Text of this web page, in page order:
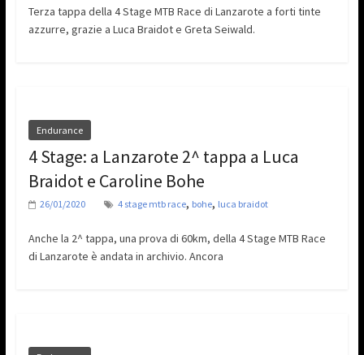
Terza tappa della 4 Stage MTB Race di Lanzarote a forti tinte
azzurre, grazie a Luca Braidot e Greta Seiwald.
Endurance
4 Stage: a Lanzarote 2^ tappa a Luca
Braidot e Caroline Bohe
26/01/2020 4 stage mtb race, bohe, luca braidot
Anche la 2^ tappa, una prova di 60km, della 4 Stage MTB Race
di Lanzarote è andata in archivio. Ancora